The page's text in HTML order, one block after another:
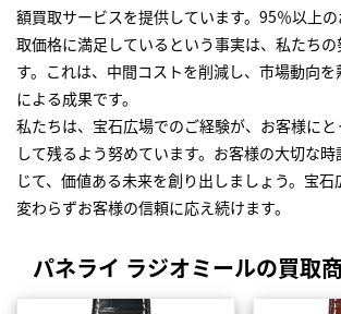
額買取サービスを提供しています。95％以上
取価格に満足しているという事実は、私たち
す。これは、中間コストを削減し、市場動向を
による成果です。
私たちは、宝石広場でのご経験が、お客様にと
して残るよう努めています。お客様の大切な
じて、価値ある未来を創り出しましょう。宝
変わらずお客様の信頼に応え続けます。
パネライ ラジオミールの買取